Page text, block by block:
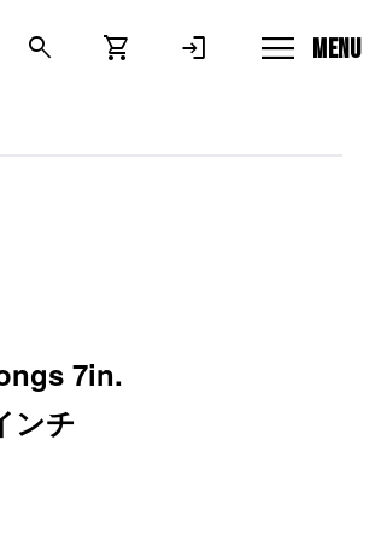
search shopping_cart login menu MENU
7in.
ンチ